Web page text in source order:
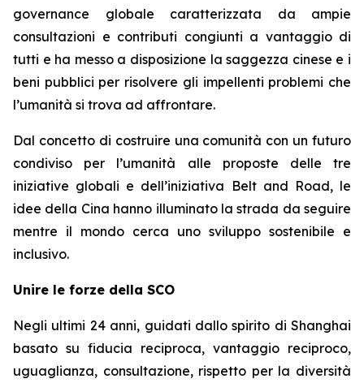
governance globale caratterizzata da ampie
consultazioni e contributi congiunti a vantaggio di
tutti e ha messo a disposizione la saggezza cinese e i
beni pubblici per risolvere gli impellenti problemi che
l’umanità si trova ad affrontare.
Dal concetto di costruire una comunità con un futuro
condiviso per l’umanità alle proposte delle tre
iniziative globali e dell’iniziativa Belt and Road, le
idee della Cina hanno illuminato la strada da seguire
mentre il mondo cerca uno sviluppo sostenibile e
inclusivo.
Unire le forze della SCO
Negli ultimi 24 anni, guidati dallo spirito di Shanghai
basato su fiducia reciproca, vantaggio reciproco,
uguaglianza, consultazione, rispetto per la diversità